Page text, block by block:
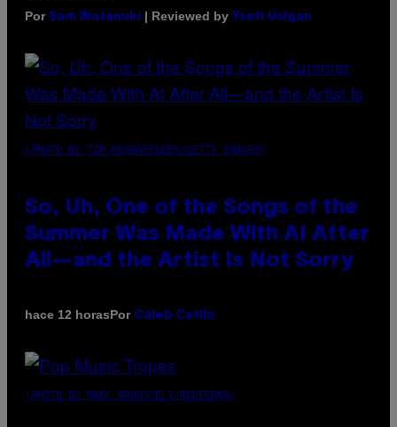
Por Sam Watanuki | Reviewed by Ysolt Usigan
(PHOTO BY TIM MOSENFELDER/GETTY IMAGES)
So, Uh, One of the Songs of the
Summer Was Made With AI After
All—and the Artist Is Not Sorry
hace 12 horasPor Caleb Catlin
(PHOTO BY MARC BROUSSELY/REDFERNS)